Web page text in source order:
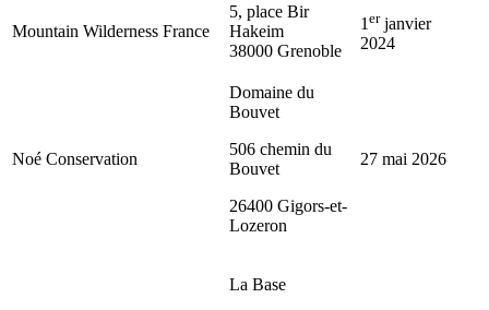
Mountain Wilderness France
5, place Bir
Hakeim
38000 Grenoble
1 erjanvier
2024
Noé Conservation
Domaine du
Bouvet
506 chemin du
Bouvet
26400 Gigors-et-
Lozeron
27 mai 2026
La Base